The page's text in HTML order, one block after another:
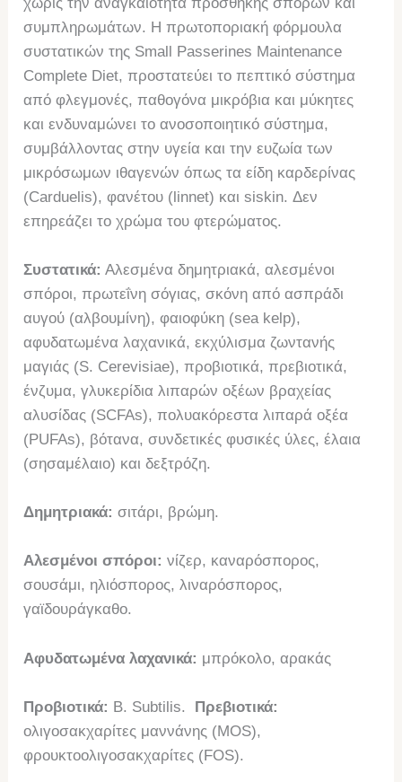
συμπληρωμάτων. Η πρωτοποριακή φόρμουλα
συστατικών της Small Passerines Μaintenance
Complete Diet, προστατεύει το πεπτικό σύστημα
από φλεγμονές, παθογόνα μικρόβια και μύκητες
και ενδυναμώνει το ανοσοποιητικό σύστημα,
συμβάλλοντας στην υγεία και την ευζωία των
μικρόσωμων ιθαγενών όπως τα είδη καρδερίνας
(Carduelis), φανέτου (linnet) και siskin. Δεν
επηρεάζει το χρώμα του φτερώματος.
Συστατικά: Αλεσμένα δημητριακά, αλεσμένοι
σπόροι, πρωτεΐνη σόγιας, σκόνη από ασπράδι
αυγού (αλβουμίνη), φαιοφύκη (sea kelp),
αφυδατωμένα λαχανικά, εκχύλισμα ζωντανής
μαγιάς (S. Cerevisiae), προβιοτικά, πρεβιοτικά,
ένζυμα, γλυκερίδια λιπαρών οξέων βραχείας
αλυσίδας (SCFAs), πολυακόρεστα λιπαρά οξέα
(PUFAs), βότανα, συνδετικές φυσικές ύλες, έλαια
(σησαμέλαιο) και δεξτρόζη.
Δημητριακά: σιτάρι, βρώμη.
Αλεσμένοι σπόροι: νίζερ, καναρόσπορος,
σουσάμι, ηλιόσπορος, λιναρόσπορος,
γαϊδουράγκαθο.
Αφυδατωμένα λαχανικά: μπρόκολο, αρακάς
Προβιοτικά: B. Subtilis. Πρεβιοτικά:
ολιγοσακχαρίτες μαννάνης (MOS),
φρουκτοολιγοσακχαρίτες (FOS).